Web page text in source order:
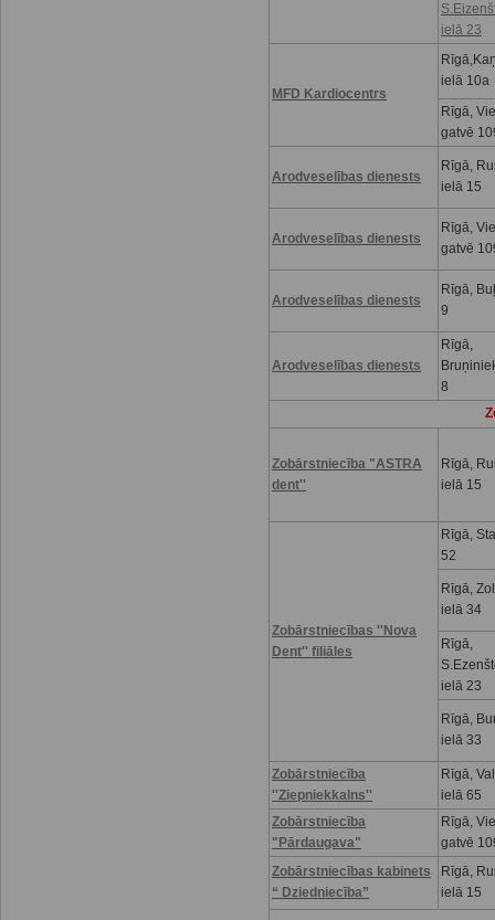
ielā 23
MFD Kardiocentrs
ielā 10a
Rīgā,
gatvē
Arodveselības dienests
Rīgā,
ielā 15
Arodveselības dienests
Rīgā,
gatvē
Arodveselības dienests
Rīgā,
9
Arodveselības dienests
Rīgā,
8
Zobārstniecība "ASTRA
dent''
Rīgā,
ielā 15
Zobārstniecības ''Nova
Dent'' filiāles
Rīgā,
52
Rīgā,
ielā 34
Rīgā,
ielā 23
Rīgā,
ielā 33
Zobārstniecība
''Ziepniekkalns''
Rīgā,
ielā 65
Zobārstniecība
"Pārdaugava"
Rīgā,
gatvē
Zobārstniecības kabinets
“ Dziedniecība”
Rīgā,
ielā 15